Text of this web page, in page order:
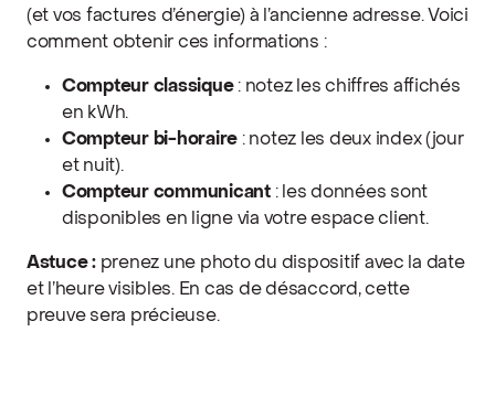
(et vos factures d’énergie) à l’ancienne adresse. Voici
comment obtenir ces informations :
Compteur classique: notez les chiffres affichés
en kWh.
Compteur bi-horaire : notez les deux index (jour
et nuit).
Compteur communicant: les données sont
disponibles en ligne via votre espace client.
Astuce :prenez une photo du dispositif avec la date
et l’heure visibles. En cas de désaccord, cette
preuve sera précieuse.